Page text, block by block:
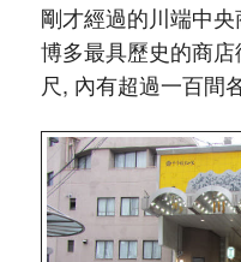
剛才經過的川端中
博多最具歷史的商
尺, 內有超過一百間